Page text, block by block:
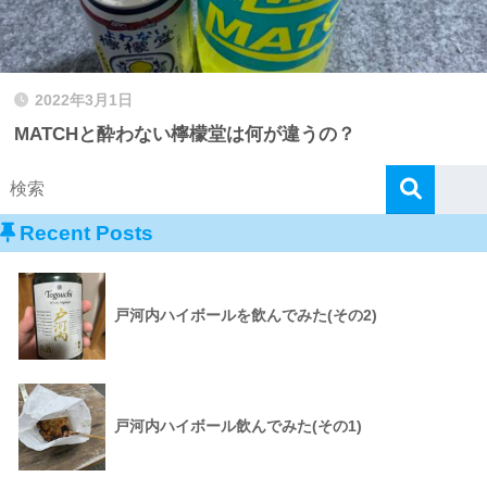
2022年3月1日
MATCHと酔わない檸檬堂は何が違うの？
Recent Posts
戸河内ハイボールを飲んでみた(その2)
戸河内ハイボール飲んでみた(その1)